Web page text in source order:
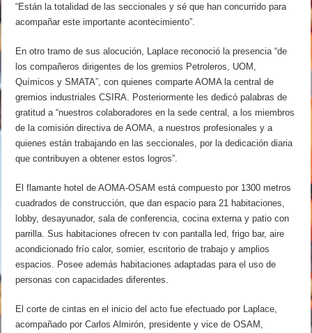
“Están la totalidad de las seccionales y sé que han concurrido para
acompañar este importante acontecimiento”.
En otro tramo de sus alocución, Laplace reconoció la presencia “de
los compañeros dirigentes de los gremios Petroleros, UOM,
Químicos y SMATA”, con quienes comparte AOMA la central de
gremios industriales CSIRA. Posteriormente les dedicó palabras de
gratitud a “nuestros colaboradores en la sede central, a los miembros
de la comisión directiva de AOMA, a nuestros profesionales y a
quienes están trabajando en las seccionales, por la dedicación diaria
que contribuyen a obtener estos logros”.
El flamante hotel de AOMA-OSAM está compuesto por 1300 metros
cuadrados de construcción, que dan espacio para 21 habitaciones,
lobby, desayunador, sala de conferencia, cocina externa y patio con
parrilla. Sus habitaciones ofrecen tv con pantalla led, frigo bar, aire
acondicionado frío calor, somier, escritorio de trabajo y amplios
espacios. Posee además habitaciones adaptadas para el uso de
personas con capacidades diferentes.
El corte de cintas en el inicio del acto fue efectuado por Laplace,
acompañado por Carlos Almirón, presidente y vice de OSAM,